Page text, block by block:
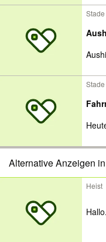
Stade
Stade
Alternative Anzeigen
Heist